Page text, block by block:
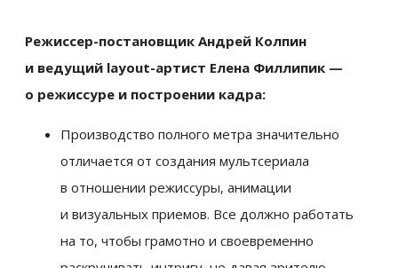
Режиссер-постановщик Андрей Колпин
и ведущий layout-артист Елена Филлипик —
о режиссуре и построении кадра:
Производство полного метра значительно
отличается от создания мультсериала
в отношении режиссуры, анимации
и визуальных приемов. Все должно работать
на то, чтобы грамотно и своевременно